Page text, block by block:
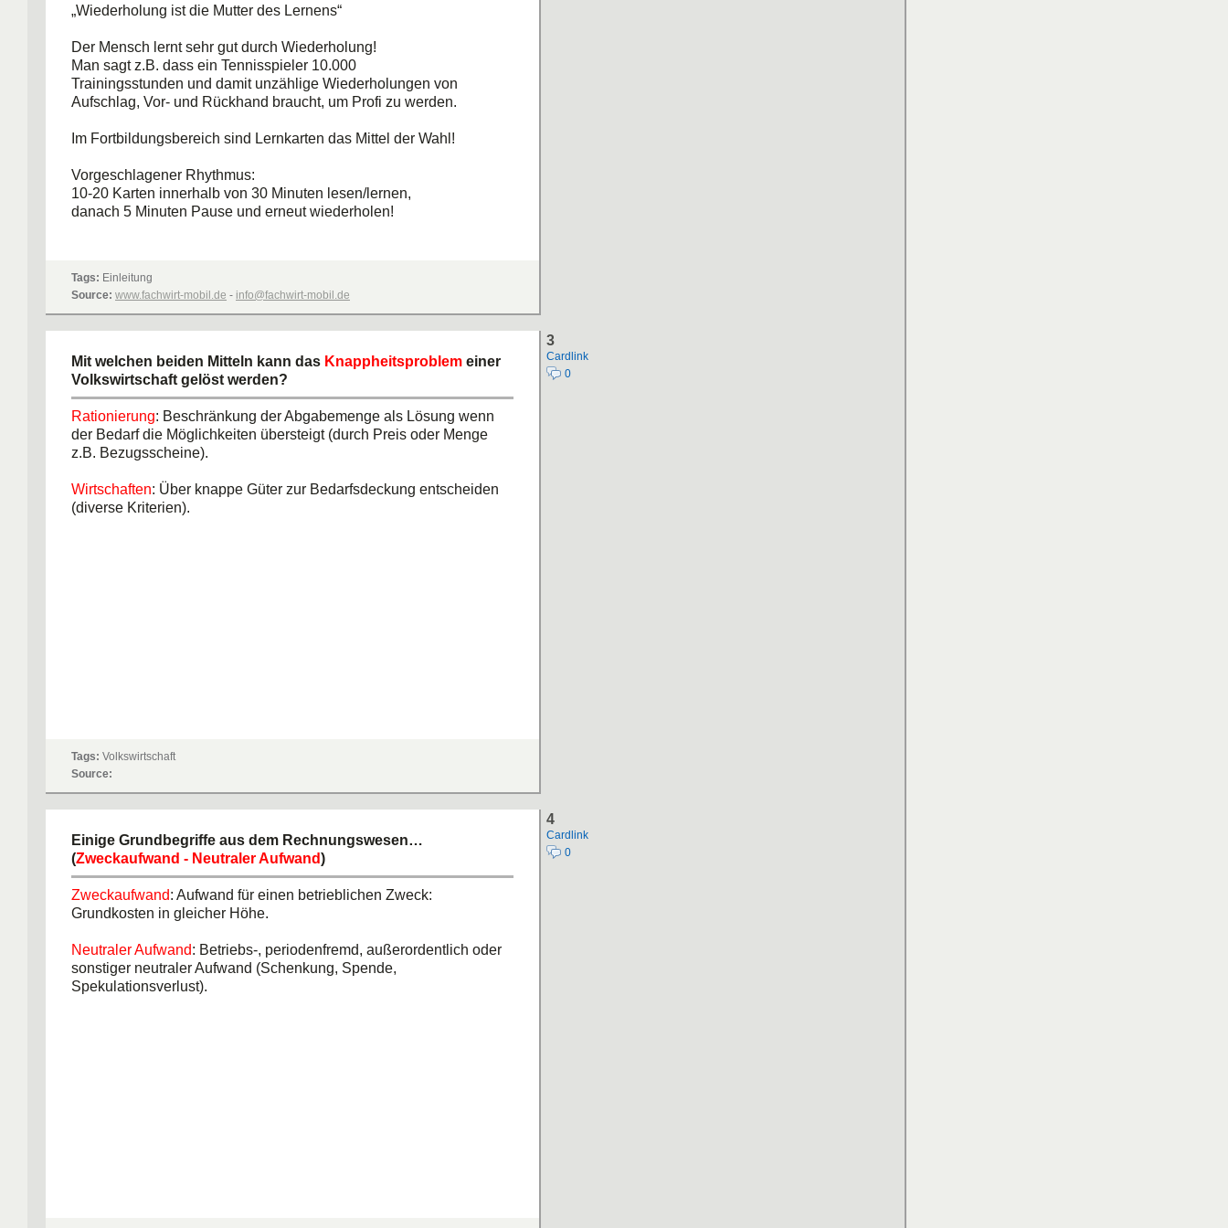
„Wiederholung ist die Mutter des Lernens“
Der Mensch lernt sehr gut durch Wiederholung!
Man sagt z.B. dass ein Tennisspieler 10.000
Trainingsstunden und damit unzählige Wiederholungen von
Aufschlag, Vor- und Rückhand braucht, um Profi zu werden.
Im Fortbildungsbereich sind Lernkarten das Mittel der Wahl!
Vorgeschlagener Rhythmus:
10-20 Karten innerhalb von 30 Minuten lesen/lernen,
danach 5 Minuten Pause und erneut wiederholen!
Tags: Einleitung
Source: www.fachwirt-mobil.de - info@fachwirt-mobil.de
3
Cardlink
0
Mit welchen beiden Mitteln kann das Knappheitsproblem einer
Volkswirtschaft gelöst werden?
Rationierung: Beschränkung der Abgabemenge als Lösung wenn
der Bedarf die Möglichkeiten übersteigt (durch Preis oder Menge
z.B. Bezugsscheine).
Wirtschaften: Über knappe Güter zur Bedarfsdeckung entscheiden
(diverse Kriterien).
Tags: Volkswirtschaft
Source:
4
Cardlink
0
Einige Grundbegriffe aus dem Rechnungswesen…
(Zweckaufwand - Neutraler Aufwand)
Zweckaufwand: Aufwand für einen betrieblichen Zweck:
Grundkosten in gleicher Höhe.
Neutraler Aufwand: Betriebs-, periodenfremd, außerordentlich oder
sonstiger neutraler Aufwand (Schenkung, Spende,
Spekulationsverlust).